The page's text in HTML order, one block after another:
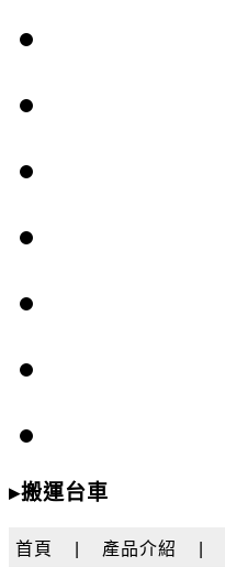
▸搬運台車
首頁 產品介紹